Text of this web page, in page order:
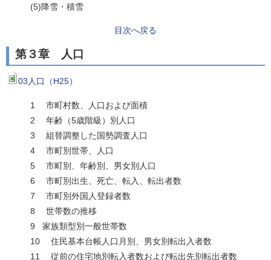
(5)降雪・積雪
目次へ戻る
第３章 人口
03人口（H25）
1 市町村数、人口および面積
2 年齢（5歳階級）別人口
3 組替調整した国勢調査人口
4 市町別世帯、人口
5 市町別、年齢別、男女別人口
6 市町別出生、死亡、転入、転出者数
7 市町別外国人登録者数
8 世帯数の推移
9 家族類型別一般世帯数
10 住民基本台帳人口月別、男女別転出入者数
11 従前の住宅地別転入者数および転出先別転出者数